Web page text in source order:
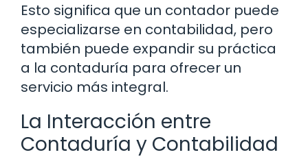
Esto significa que un contador puede
especializarse en contabilidad, pero
también puede expandir su práctica
a la contaduría para ofrecer un
servicio más integral.
La Interacción entre
Contaduría y Contabilidad